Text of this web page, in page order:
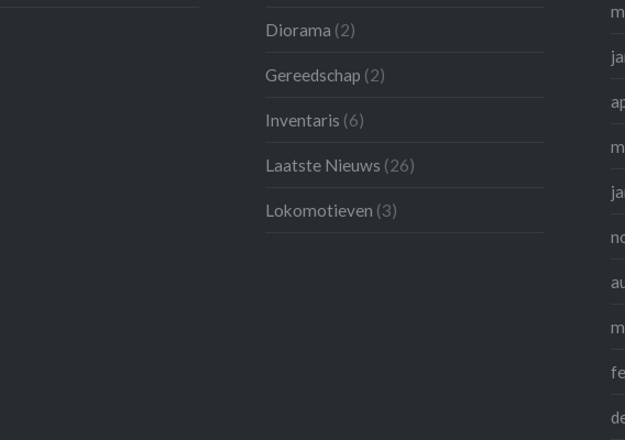
Diorama (2)
Gereedschap (2)
Inventaris (6)
Laatste Nieuws (26)
Lokomotieven (3)